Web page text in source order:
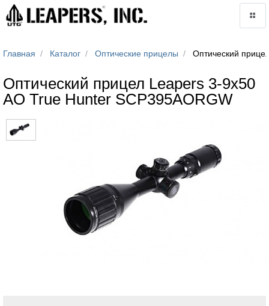
Главная Каталог Оптические прицелы Оптический
Оптический прицел Leapers 3-9x50
AO True Hunter SCP395AORGW